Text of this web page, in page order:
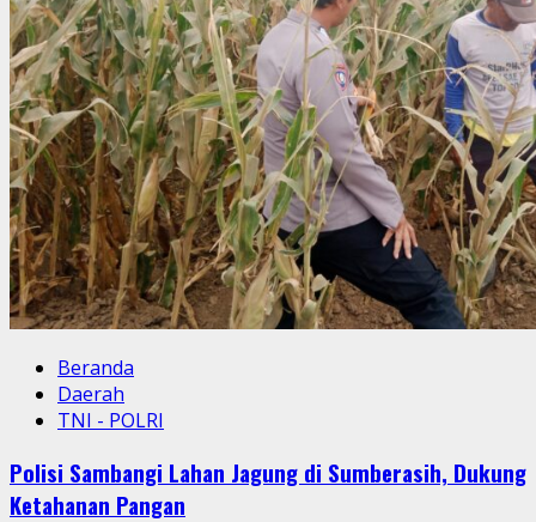
Beranda
Daerah
TNI - POLRI
Polisi Sambangi Lahan Jagung di Sumberasih, Dukung
Ketahanan Pangan